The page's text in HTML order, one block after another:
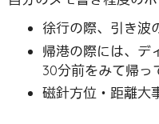
徐行の際、引き波
帰港の際には、デ
30分前をみて帰っ
磁針方位・距離大